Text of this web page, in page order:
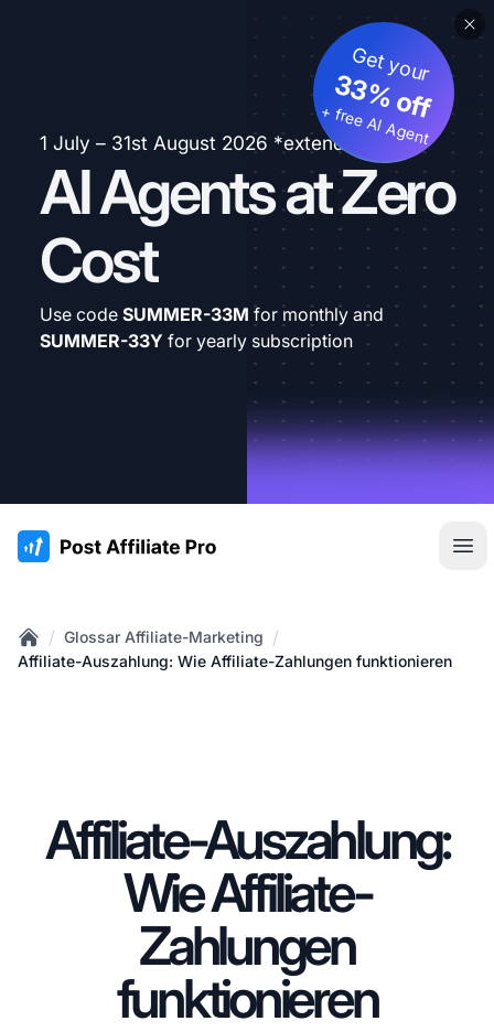
1 July – 31st August 2026 *extended
AI Agents at Zero
Cost
Get your
33% off
+ free AI Agent
Use code SUMMER-33M for monthly and
SUMMER-33Y for yearly subscription
:site.title
Home
/ Glossar Affiliate-Marketing /
Affiliate-Auszahlung: Wie Affiliate-Zahlungen funktionieren
Affiliate-Auszahlung:
Wie Affiliate-
Zahlungen
funktionieren